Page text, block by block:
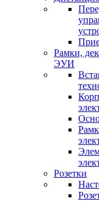
Рамки,
ЭУИ
Розетки